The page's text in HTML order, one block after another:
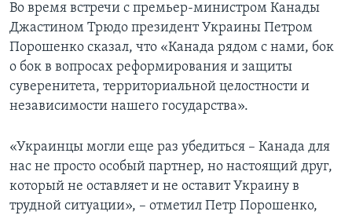
Во время встречи с премьер-министром Канады
Джастином Трюдо президент Украины Петром
Порошенко сказал, что «Канада рядом с нами, бок
о бок в вопросах реформирования и защиты
суверенитета, территориальной целостности и
независимости нашего государства».
«Украинцы могли еще раз убедиться – Канада для
нас не просто особый партнер, но настоящий друг,
который не оставляет и не оставит Украину в
трудной ситуации», – отметил Петр Порошенко,